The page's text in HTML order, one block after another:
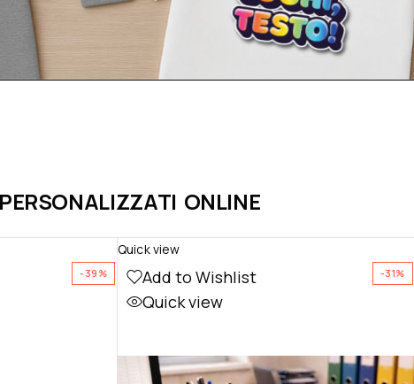
ONLINE
-39% -31%
Add to Wishlist
Quick view
Quick view